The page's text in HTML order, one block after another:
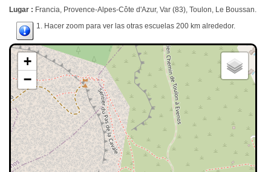
Lugar : Francia, Provence-Alpes-Côte d'Azur, Var (83), Toulon, Le Boussan.
1. Hacer zoom para ver las otras escuelas 200 km alrededor.
+
−